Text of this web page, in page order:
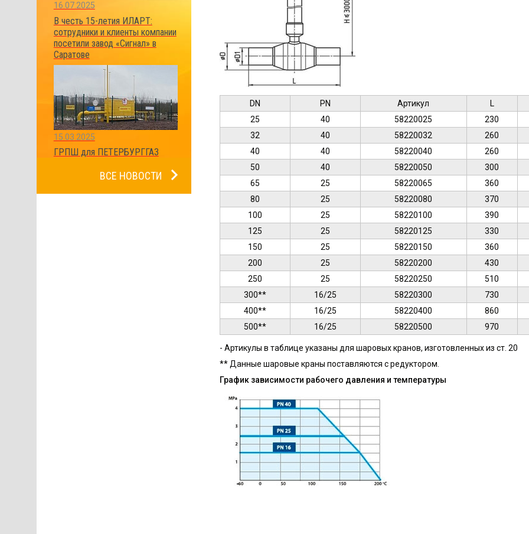
16.07.2025
В честь 15-летия ИЛАРТ:
сотрудники и клиенты компании
посетили завод «Сигнал» в
Саратове
15.03.2025
ГРПШ для ПЕТЕРБУРГГАЗ
ВСЕ НОВОСТИ
DN PN Артикул L
25
40 58220025 230
32
40 58220032 260
40
40 58220040 260
50
40 58220050 300
65
25 58220065 360
80
25 58220080 370
100
25 58220100 390
125
25 58220125 330
150
25 58220150 360
200
25 58220200 430
250
25 58220250 510
300**
16/25 58220300 730
400**
16/25 58220400 860
500**
16/25 58220500 970
- Артикулы в таблице указаны для шаровых кранов, изготовленных из ст. 20
** Данные шаровые краны поставляются с редуктором.
График зависимости рабочего давления и температуры